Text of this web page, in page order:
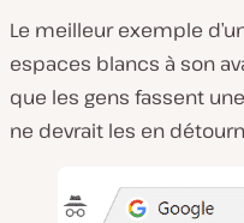
Le meilleur exemple
espaces blancs à son
que les gens fassent
ne devrait les en